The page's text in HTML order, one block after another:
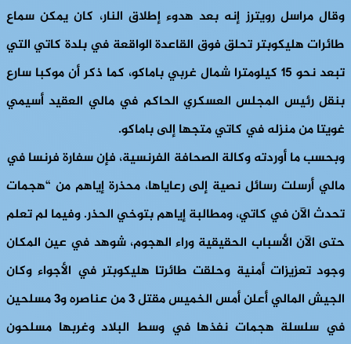
وقال مراسل رويترز إنه بعد هدوء إطلاق النار، كان يمكن سماع
طائرات هليكوبتر تحلق فوق القاعدة الواقعة في بلدة كاتي التي
تبعد نحو 15 كيلومترا شمال غربي باماكو، كما ذكر أن موكبا سارع
بنقل رئيس المجلس العسكري الحاكم في مالي العقيد أسيمي
غويتا من منزله في كاتي متجها إلى باماكو.
وبحسب ما أوردته وكالة الصحافة الفرنسية، فإن سفارة فرنسا في
مالي أرسلت رسائل نصية إلى رعاياها، محذرة إياهم من “هجمات
تحدث الآن في كاتي، ومطالبة إياهم بتوخي الحذر. وفيما لم تعلم
حتى الآن الأسباب الحقيقية وراء الهجوم، شوهد في عين المكان
وجود تعزيزات أمنية وحلقت طائرتا هليكوبتر في الأجواء وكان
الجيش المالي أعلن أمس الخميس مقتل 3 من عناصره و3 مسلحين
في سلسلة هجمات نفذها في وسط البلاد وغربها مسلحون